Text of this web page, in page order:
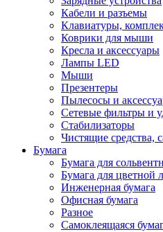
Кабели и разъемы
Клавиатуры,
Коврики для мыши
Кресла и аксессуары
Лампы LED
Мыши
Презентеры
Пылесосы и
Сетевые фильтры и
Стабилизаторы
Чистящие средства,
Бумага
Бумага для
Бумага для цветной
Инженерная бумага
Офисная бумага
Разное
Самоклеящаяся